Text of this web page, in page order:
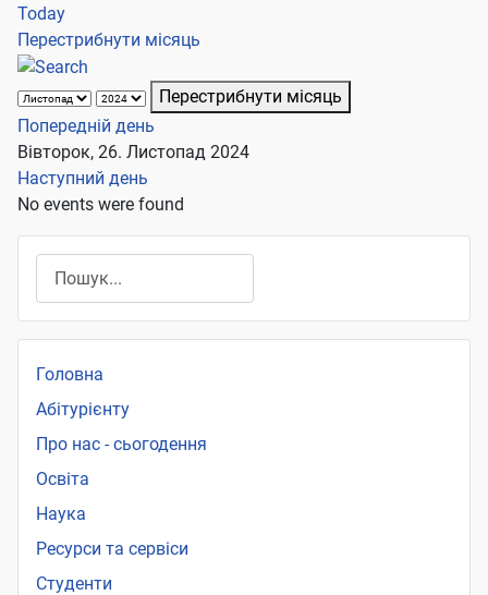
Today
Перестрибнути місяць
Перестрибнути місяць
Попередній день
Вівторок, 26. Листопад 2024
Наступний день
No events were found
Головна
Абітурієнту
Про нас - сьогодення
Освіта
Наука
Ресурси та сервіси
Студенти